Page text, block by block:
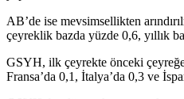
AB’de ise mevsimsellikten
çeyreklik bazda yüzde 0,6, yıllık
GSYH, ilk çeyrekte önceki
Fransa’da 0,1, İtalya’da 0,3 ve